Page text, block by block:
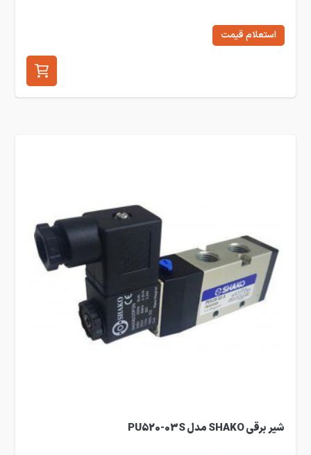
استعلام قیمت
شیر برقی SHAKO مدل PU520-03S